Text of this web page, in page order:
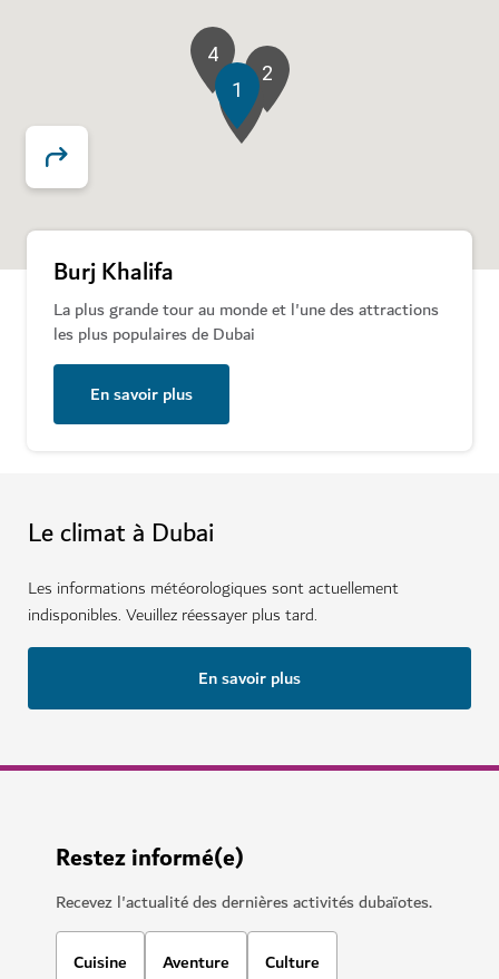
1
2
3
4
Burj Khalifa
La plus grande tour au monde et l'une des attractions
les plus populaires de Dubai
En savoir plus
Le climat à Dubai
Les informations météorologiques sont actuellement
indisponibles. Veuillez réessayer plus tard.
En savoir plus
Restez informé(e)
Recevez l'actualité des dernières activités dubaïotes.
Cuisine Aventure Culture